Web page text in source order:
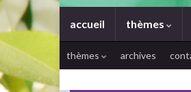
accueil thèmes
thèmes archives